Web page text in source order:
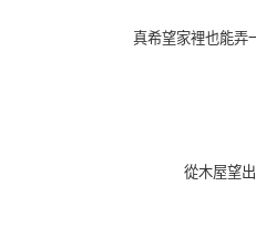
真希望家裡也能弄
從木屋望